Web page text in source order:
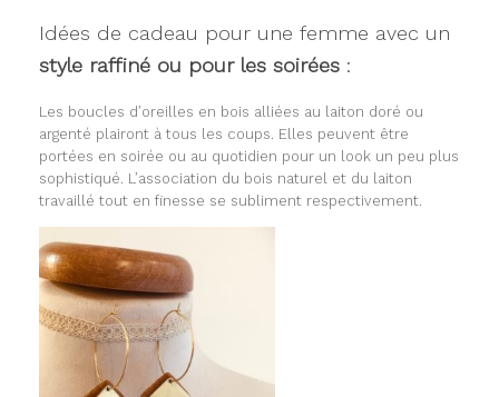
Idées de cadeau pour une femme avec un
style raffiné ou pour les soirées :
Les boucles d’oreilles en bois alliées au laiton doré ou
argenté plairont à tous les coups. Elles peuvent être
portées en soirée ou au quotidien pour un look un peu plus
sophistiqué. L’association du bois naturel et du laiton
travaillé tout en finesse se subliment respectivement.